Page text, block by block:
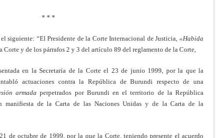
* * *
siguiente: “El Presidente de la Corte Internacional de Justicia, «Habida
y de los párrafos 2 y 3 del artículo 89 del reglamento de la Corte,
en la Secretaría de la Corte el 23 de junio 1999, por la que la
actuaciones contra la República de Burundi respecto de una
armada perpetrados por Burundi en el territorio de la República
manifiesta de la Carta de las Naciones Unidas y de la Carta de la
de octubre de 1999, por la que la Corte, teniendo presente el acuerdo